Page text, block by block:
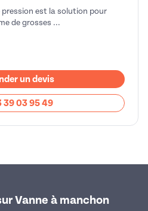
est la solution pour
de grosses ...
un devis
39 03 95 49
Vanne à manchon